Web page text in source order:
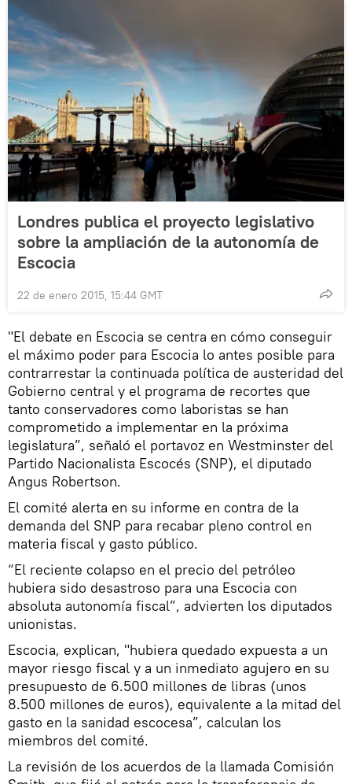
Londres publica el proyecto legislativo
sobre la ampliación de la autonomía de
Escocia
22 de enero 2015, 15:44 GMT
"El debate en Escocia se centra en cómo conseguir
el máximo poder para Escocia lo antes posible para
contrarrestar la continuada política de austeridad del
Gobierno central y el programa de recortes que
tanto conservadores como laboristas se han
comprometido a implementar en la próxima
legislatura”, señaló el portavoz en Westminster del
Partido Nacionalista Escocés (SNP), el diputado
Angus Robertson.
El comité alerta en su informe en contra de la
demanda del SNP para recabar pleno control en
materia fiscal y gasto público.
“El reciente colapso en el precio del petróleo
hubiera sido desastroso para una Escocia con
absoluta autonomía fiscal”, advierten los diputados
unionistas.
Escocia, explican, "hubiera quedado expuesta a un
mayor riesgo fiscal y a un inmediato agujero en su
presupuesto de 6.500 millones de libras (unos
8.500 millones de euros), equivalente a la mitad del
gasto en la sanidad escocesa”, calculan los
miembros del comité.
La revisión de los acuerdos de la llamada Comisión